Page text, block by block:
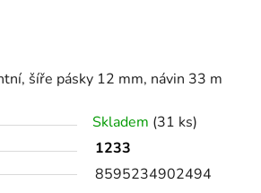
šíře pásky 12 mm, návin 33 m
Skladem (31 ks)
1233
8595234902494